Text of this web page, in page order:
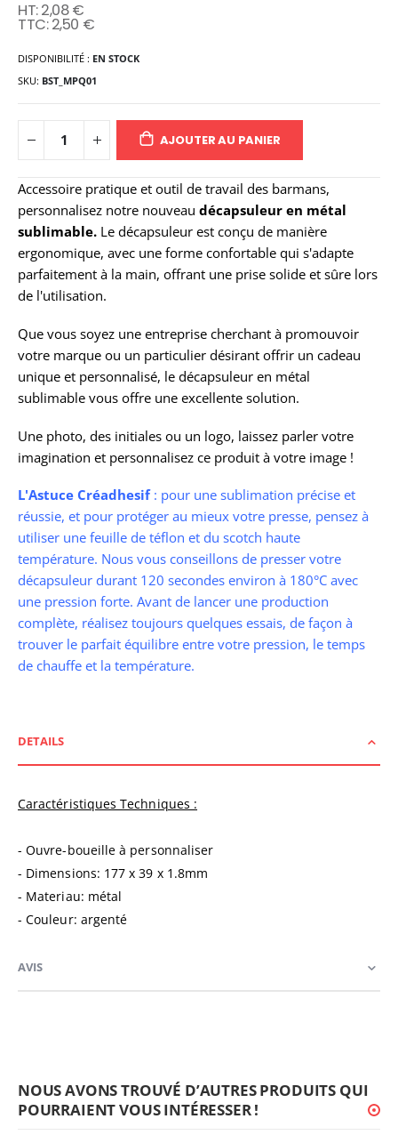
2,50 €
2,08 €
DISPONIBILITÉ : EN STOCK
SKU BST_MPQ01
AJOUTER AU PANIER
Accessoire pratique et outil de travail des barmans,
personnalisez notre nouveau décapsuleur en métal
sublimable. Le décapsuleur est conçu de manière
ergonomique, avec une forme confortable qui s'adapte
parfaitement à la main, offrant une prise solide et sûre lors
de l'utilisation.
Que vous soyez une entreprise cherchant à promouvoir
votre marque ou un particulier désirant offrir un cadeau
unique et personnalisé, le décapsuleur en métal
sublimable vous offre une excellente solution.
Une photo, des initiales ou un logo, laissez parler votre
imagination et personnalisez ce produit à votre image !
L'Astuce Créadhesif : pour une sublimation précise et
réussie, et pour protéger au mieux votre presse, pensez à
utiliser une feuille de téflon et du scotch haute
température. Nous vous conseillons de presser votre
décapsuleur durant 120 secondes environ à 180°C avec
une pression forte. Avant de lancer une production
complète, réalisez toujours quelques essais, de façon à
trouver le parfait équilibre entre votre pression, le temps
de chauffe et la température.
DETAILS
Caractéristiques Techniques :
- Ouvre-boueille à personnaliser
- Dimensions: 177 x 39 x 1.8mm
- Materiau: métal
- Couleur: argenté
AVIS
NOUS AVONS TROUVÉ D’AUTRES PRODUITS QUI
POURRAIENT VOUS INTÉRESSER !